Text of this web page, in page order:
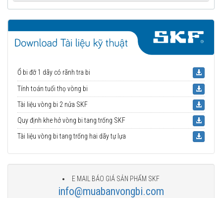
Ổ bi đỡ 1 dãy có rãnh tra bi
Tính toán tuổi thọ vòng bi
Tài liệu vòng bi 2 nửa SKF
Quy định khe hở vòng bi tang trống SKF
Tài liệu vòng bi tang trống hai dãy tự lựa
E MAIL BÁO GIÁ SẢN PHẨM SKF
info@muabanvongbi.com